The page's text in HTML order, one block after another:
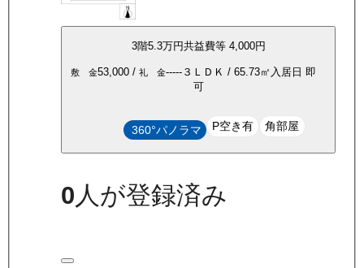
3階5.3万円共益費等 4,000円
敷 金53,000/ 礼 金-----３ＬＤＫ / 65.73㎡ 入居日 即
可
360°パノラマ P空き有 角部屋
0 人が登録済み